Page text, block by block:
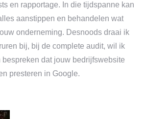
en rapportage. In die tijdspanne kan
aanstippen en behandelen wat
onderneming. Desnoods draai ik
bij, bij de complete audit, wil ik
dat jouw bedrijfswebsite
presteren in Google.